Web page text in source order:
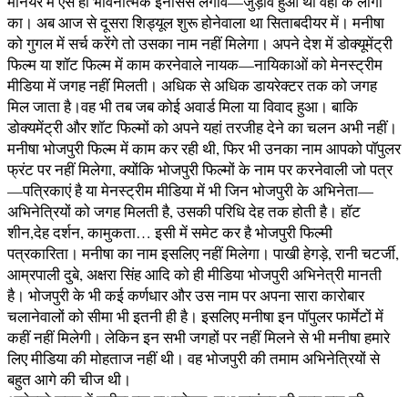
का। अब आज से दूसरा शिड्यूल शुरू होनेवाला था सिताबदीयर में। मनीषा
को गुगल में सर्च करेंगे तो उसका नाम नहीं मिलेगा। अपने देश में डोक्यूमेंट्री
फिल्म या शॉट फिल्म में काम करनेवाले नायक—नायिकाओं को मेनस्ट्रीम
मीडिया में जगह नहींं मिलती। अधिक से अधिक डायरेक्टर तक को जगह
मिल जाता है।वह भी तब जब कोई अवार्ड मिला या विवाद हुआ। बाकि
डोक्यमेंट्री और शॉट फिल्मों को अपने यहां तरजीह देने का चलन अभी नहीं।
मनीषा भोजपुरी फिल्म में काम कर रही थी, फिर भी उनका नाम आपको पॉपुलर
फ्रंट पर नहीं मिलेगा, क्योंकि भोजपुरी फिल्मों के नाम पर करनेवाली जो पत्र
—पत्रिकाएं है या मेनस्ट्रीम मीडिया में भी जिन भोजपुरी के अभिनेता—
अभिनेत्रियों को जगह मिलती है, उसकी परिधि देह तक होती है। हॉट
शीन,देह दर्शन, कामुकता… इसी में समेट कर है भोजपुरी फिल्मी
पत्रकारिता। मनीषा का नाम इसलिए नहीं मिलेगा। पाखी हेगड़े, रानी चटर्जी,
आम्रपाली दुबे, अक्षरा सिंह आदि को ही मीडिया भोजपुरी अभिनेत्री मानती
है। भोजपुरी के भी कई कर्णधार और उस नाम पर अपना सारा कारोबार
चलानेवालों को सीमा भी इतनी ही है। इसलिए मनीषा इन पॉपुलर फार्मेटों में
कहीं नहीं मिलेगी। लेकिन इन सभी जगहों पर नहीं मिलने से भी मनीषा हमारे
लिए मीडिया की मोहताज नहीं थी। वह भोजपुरी की तमाम अभिनेत्रियों से
बहुत आगे की चीज थी।